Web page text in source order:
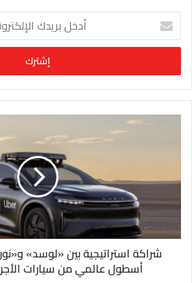
خ
ب
ر
ي
د
إ
ك
ر
شراكة استراتيجية بين «لوسد»
أسطول عالمي من سيارات